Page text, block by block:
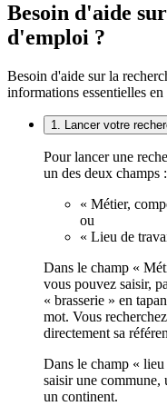
Besoin d'aide
d'emploi ?
Besoin d'aide sur la
informations essentielles
1. Lancer votre
Pour lancer une
un des deux champs :
« Métier,
ou
« Lieu de
Dans le champ «
vous pouvez saisir,
« brasserie » en
mot. Vous
directement sa
Dans le champ «
saisir une commune,
un continent.